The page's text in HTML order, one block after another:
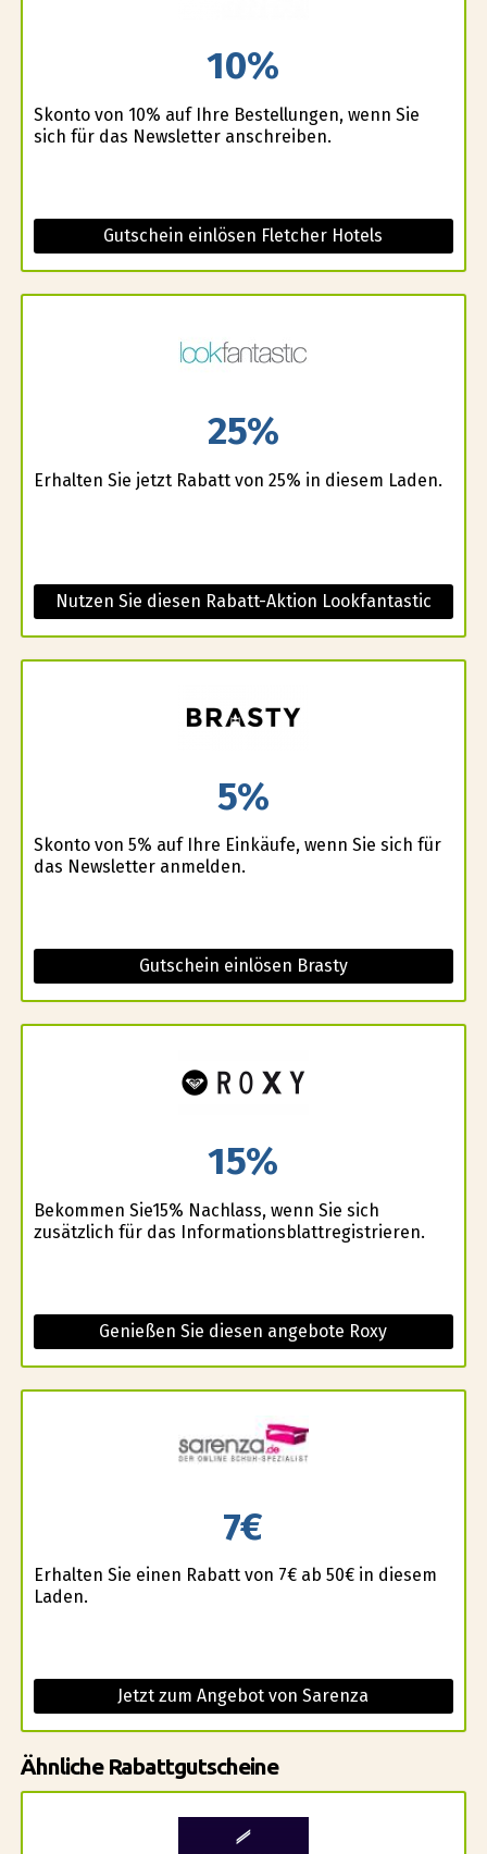
10%
Skonto von 10% auf Ihre Bestellungen, wenn Sie
sich für das Newsletter anschreiben.
Gutschein einlösen Fletcher Hotels
25%
Erhalten Sie jetzt Rabatt von 25% in diesem Laden.
Nutzen Sie diesen Rabatt-Aktion Lookfantastic
5%
Skonto von 5% auf Ihre Einkäufe, wenn Sie sich für
das Newsletter anmelden.
Gutschein einlösen Brasty
15%
Bekommen Sie15% Nachlass, wenn Sie sich
zusätzlich für das Informationsblattregistrieren.
Genießen Sie diesen angebote Roxy
7€
Erhalten Sie einen Rabatt von 7€ ab 50€ in diesem
Laden.
Jetzt zum Angebot von Sarenza
Ähnliche Rabattgutscheine